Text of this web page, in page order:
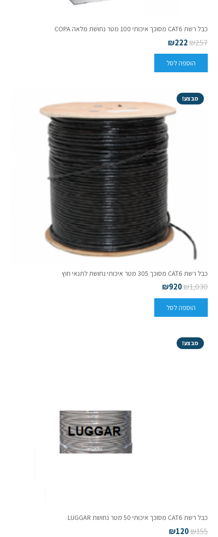
כבל רשת CAT6 מסוכך איכותי 100 מטר נחושת מלאה COPA
₪257
₪222
הוספה לסל
מבצע!
כבל רשת CAT6 מסוכך 305 מטר איכותי נחושת לתנאי חוץ
₪1,030
₪920
הוספה לסל
מבצע!
כבל רשת CAT6 מסוכך איכותי 50 מטר נחושת LUGGAR
₪155
₪120